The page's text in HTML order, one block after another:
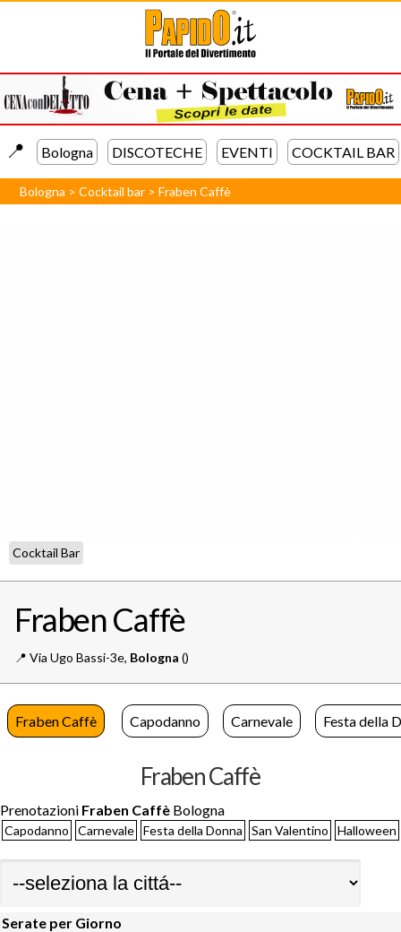
📍️ Bologna DISCOTECHE EVENTI COCKTAIL BAR
Bologna >Cocktail bar >Fraben Caffè
Cocktail Bar
Fraben Caffè
📍️ Via Ugo Bassi-3e, Bologna ()
Fraben Caffè Capodanno Carnevale Festa della
Fraben Caffè
Prenotazioni Fraben Caffè Bologna
Capodanno Carnevale Festa della Donna San Valentino Halloween
Serate per Giorno